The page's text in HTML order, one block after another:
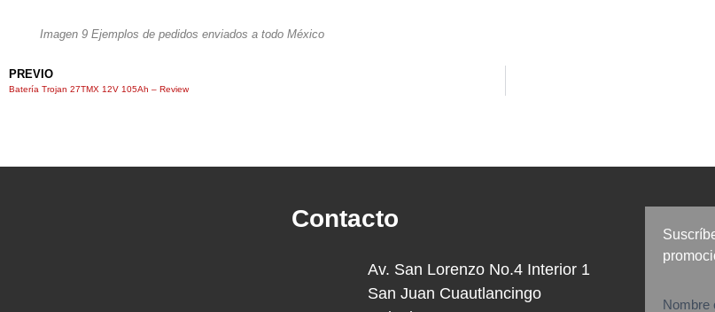
Imagen 9 Ejemplos de pedidos enviados a todo México
PREVIO
Batería Trojan 27TMX 12V 105Ah – Review
Contacto
Av. San Lorenzo No.4 Interior 1
San Juan Cuautlancingo
Nombre